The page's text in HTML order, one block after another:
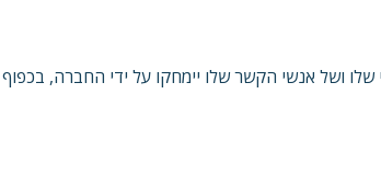
ושל אנשי הקשר שלו יימחקו על ידי החברה, בכפוף